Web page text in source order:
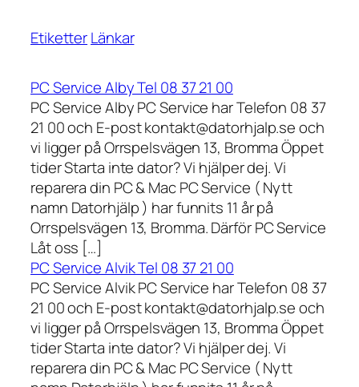
EtiketterLänkar
PC Service Alby Tel 08 37 21 00
PC Service Alby PC Service har Telefon 08 37
21 00 och E-post kontakt@datorhjalp.se och
vi ligger på Orrspelsvägen 13, Bromma Öppet
tider Starta inte dator? Vi hjälper dej. Vi
reparera din PC & Mac PC Service ( Nytt
namn Datorhjälp ) har funnits 11 år på
Orrspelsvägen 13, Bromma. Därför PC Service
Låt oss […]
PC Service Alvik Tel 08 37 21 00
PC Service Alvik PC Service har Telefon 08 37
21 00 och E-post kontakt@datorhjalp.se och
vi ligger på Orrspelsvägen 13, Bromma Öppet
tider Starta inte dator? Vi hjälper dej. Vi
reparera din PC & Mac PC Service ( Nytt